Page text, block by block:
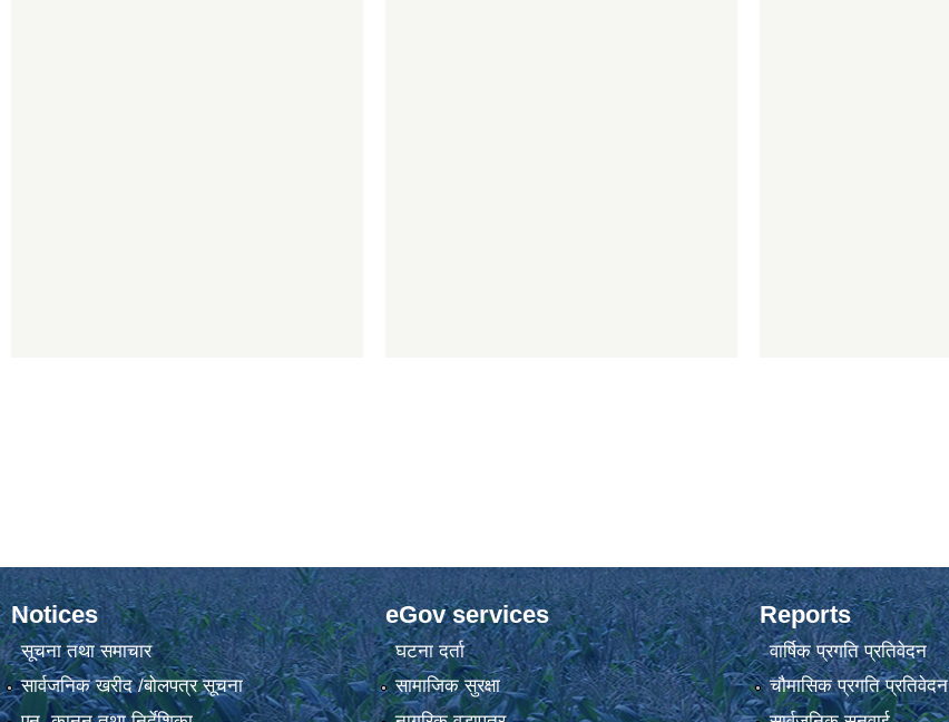
Notices
सूचना तथा समाचार
सार्वजनिक खरीद /बोलपत्र सूचना
eGov services
घटना दर्ता
सामाजिक सुरक्षा
Reports
वार्षिक प्रगति प्रतिवेदन
चौमासिक प्रगति प्रतिवेदन